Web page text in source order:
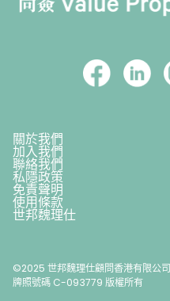
關於我們
加入我們
聯絡我們
私隱政策
免責聲明
使用條款
世邦魏理仕
©2025 世邦魏理仕顧問香港有限公
牌照號碼 C-093779 版權所有